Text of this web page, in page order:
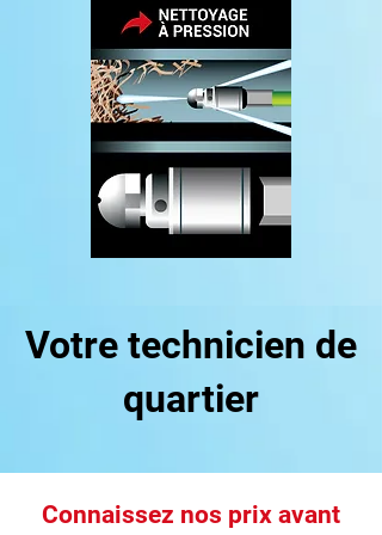
Votre technicien de
quartier
Connaissez nos prix avant